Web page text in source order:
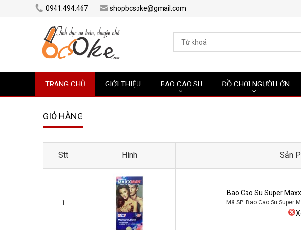
0941.494.467 shopbcsoke@gmail.com
TRANG CHỦ GIỚI THIỆU BAO CAO SU ĐỒ CHƠI NGƯỜI LỚN
GIỎ HÀNG
Stt Hình Sản
1
Bao Cao Su Super
Mã SP: Bao Cao Su Super